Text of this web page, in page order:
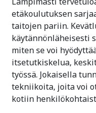
etäkoulutuksen
taitojen pariin.
käytännönläheisesti
miten se voi
itsetutkiskelua,
työssä. Jokaisella
tekniikoita, joita voi
kotiin